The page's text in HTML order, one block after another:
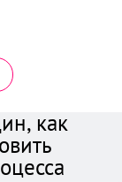
как